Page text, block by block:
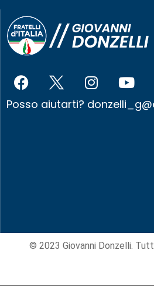
Posso aiutarti?
© 2023 Giovanni Donzelli.